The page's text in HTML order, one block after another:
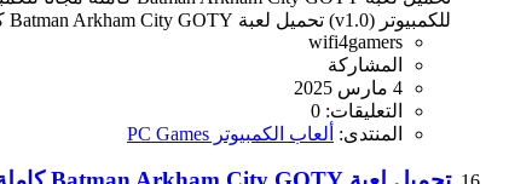
للكمبيوتر (v1.0) تحميل لعبة Batman Arkham City GOTY كاملة مجاناً للكمبيوتر (v1.0) تحميل لعبة...
wifi4gamers
المشاركة
4 مارس 2025
التعليقات: 0
المنتدى: ألعاب الكمبيوتر PC Games